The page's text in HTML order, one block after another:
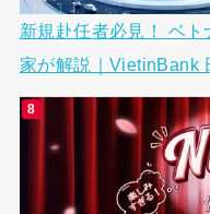
新規赴任者必見！ ベ
家が解説｜VietinBank